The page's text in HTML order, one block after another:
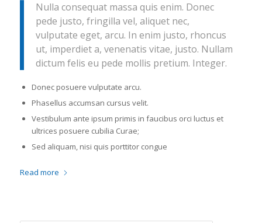
Nulla consequat massa quis enim. Donec
pede justo, fringilla vel, aliquet nec,
vulputate eget, arcu. In enim justo, rhoncus
ut, imperdiet a, venenatis vitae, justo. Nullam
dictum felis eu pede mollis pretium. Integer.
Donec posuere vulputate arcu.
Phasellus accumsan cursus velit.
Vestibulum ante ipsum primis in faucibus orci luctus et
ultrices posuere cubilia Curae;
Sed aliquam, nisi quis porttitor congue
Read more